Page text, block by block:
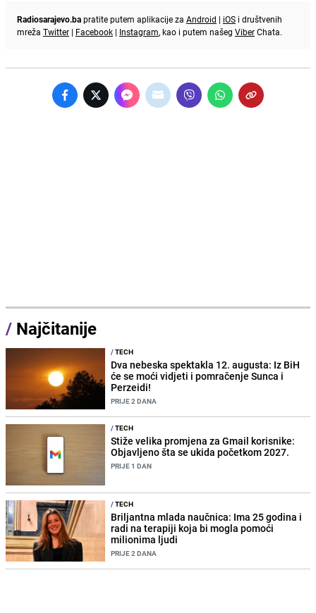
Radiosarajevo.bapratite putem aplikacije za Android | iOS i društvenih
mreža Twitter | Facebook | Instagram, kao i putem našeg ViberChata.
/ Najčitanije
/TECH
Dva nebeska spektakla 12. augusta: Iz BiH
će se moći vidjeti i pomračenje Sunca i
Perzeidi!
PRIJE 2 DANA
/TECH
Stiže velika promjena za Gmail korisnike:
Objavljeno šta se ukida početkom 2027.
PRIJE 1 DAN
/TECH
Briljantna mlada naučnica: Ima 25 godina i
radi na terapiji koja bi mogla pomoći
milionima ljudi
PRIJE 2 DANA